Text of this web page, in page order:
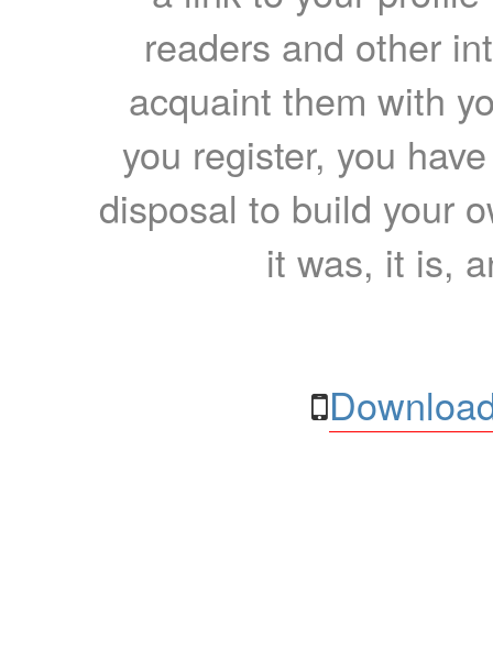
readers and other
acquaint them with
you register, you
disposal to build your
it was, it is,